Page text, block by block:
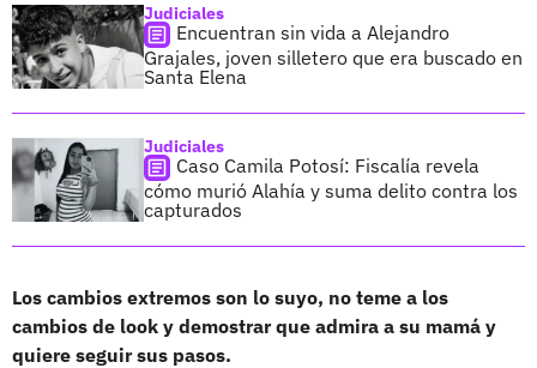
Judiciales
Encuentran sin vida a Alejandro
Grajales, joven silletero que era buscado en
Santa Elena
Judiciales
Caso Camila Potosí: Fiscalía revela
cómo murió Alahía y suma delito contra los
capturados
Los cambios extremos son lo suyo, no teme a los
cambios de look y demostrar que admira a su mamá y
quiere seguir sus pasos.